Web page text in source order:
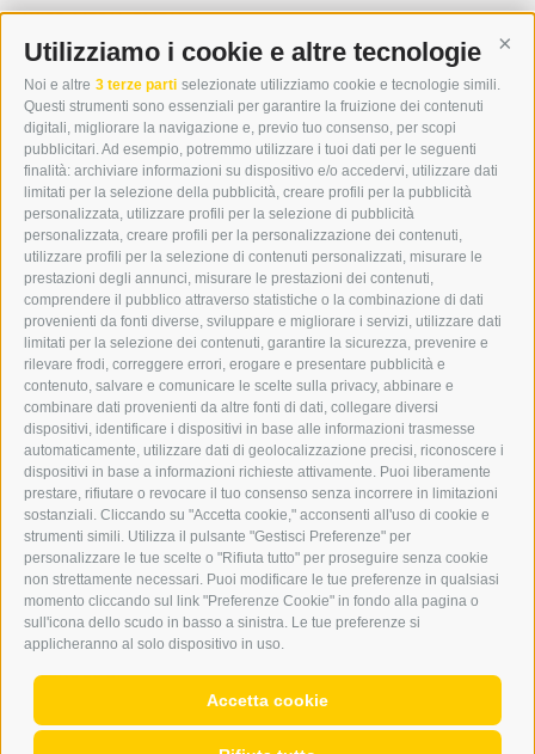
Utilizziamo i cookie e altre tecnologie
Noi e altre 3 terze parti selezionate utilizziamo cookie e tecnologie simili.
Questi strumenti sono essenziali per garantire la fruizione dei contenuti
digitali, migliorare la navigazione e, previo tuo consenso, per scopi
pubblicitari. Ad esempio, potremmo utilizzare i tuoi dati per le seguenti
finalità: archiviare informazioni su dispositivo e/o accedervi, utilizzare dati
limitati per la selezione della pubblicità, creare profili per la pubblicità
personalizzata, utilizzare profili per la selezione di pubblicità
personalizzata, creare profili per la personalizzazione dei contenuti,
utilizzare profili per la selezione di contenuti personalizzati, misurare le
prestazioni degli annunci, misurare le prestazioni dei contenuti,
comprendere il pubblico attraverso statistiche o la combinazione di dati
provenienti da fonti diverse, sviluppare e migliorare i servizi, utilizzare dati
limitati per la selezione dei contenuti, garantire la sicurezza, prevenire e
rilevare frodi, correggere errori, erogare e presentare pubblicità e
contenuto, salvare e comunicare le scelte sulla privacy, abbinare e
combinare dati provenienti da altre fonti di dati, collegare diversi
dispositivi, identificare i dispositivi in base alle informazioni trasmesse
automaticamente, utilizzare dati di geolocalizzazione precisi, riconoscere i
dispositivi in base a informazioni richieste attivamente. Puoi liberamente
prestare, rifiutare o revocare il tuo consenso senza incorrere in limitazioni
sostanziali. Cliccando su "Accetta cookie," acconsenti all'uso di cookie e
strumenti simili. Utilizza il pulsante "Gestisci Preferenze" per
personalizzare le tue scelte o "Rifiuta tutto" per proseguire senza cookie
non strettamente necessari. Puoi modificare le tue preferenze in qualsiasi
momento cliccando sul link "Preferenze Cookie" in fondo alla pagina o
sull'icona dello scudo in basso a sinistra. Le tue preferenze si
applicheranno al solo dispositivo in uso.
Accetta cookie
WIPP-MEDIA GMBH
DER ERKER
I-39049 VIPITENO
TEL.: +39 0472 766876
GRAFIK@DERERKER.IT
INFO@DERERKER.IT
BARBARA.FONTANA@DERERKER.IT
ERKER
PUBBLICITÀ NELL’ERKER
PUBBLICITÀ ONLINE
ADDEBITO DIRETTO SEPA
REGOLAMENTO COMMENTI
ONLINE VOTING
SERVICE
EVENTI
ANNUNCI
LINK UTILI
METEO
WEBCAM
VIDEO
NECROLOGI